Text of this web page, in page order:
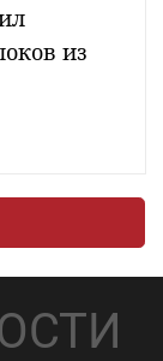
из